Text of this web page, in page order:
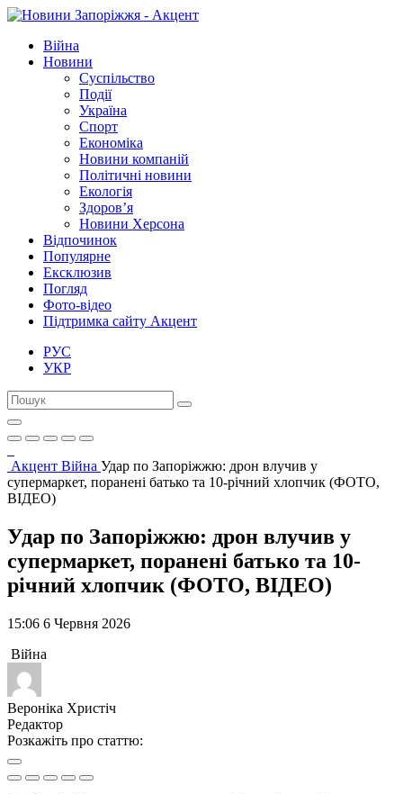
Війна
Новини
Суспільство
Події
Україна
Спорт
Економіка
Новини компаній
Політичні новини
Екологія
Здоров’я
Новини Херсона
Відпочинок
Популярне
Ексклюзив
Погляд
Фото-відео
Підтримка сайту Акцент
РУС
УКР
Акцент Війна Удар по Запоріжжю: дрон влучив у
супермаркет, поранені батько та 10-річний хлопчик (ФОТО,
ВІДЕО)
Удар по Запоріжжю: дрон влучив у
супермаркет, поранені батько та 10-
річний хлопчик (ФОТО, ВІДЕО)
15:06 6 Червня 2026
Війна
Вероніка Христіч
Редактор
Розкажіть про статтю: